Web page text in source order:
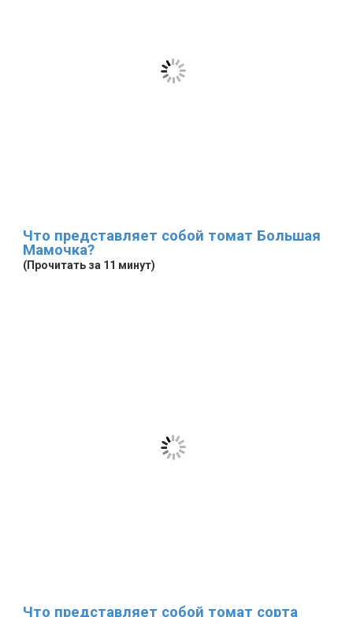
Что представляет собой томат Большая
Мамочка?
(Прочитать за 11 минут)
Что представляет собой томат сорта